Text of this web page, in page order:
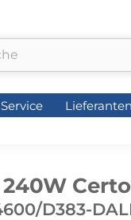
Service Lieferanten
D383-
Service